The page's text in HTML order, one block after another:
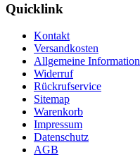
Quicklink
Kontakt
Versandkosten
Allgemeine Information
Widerruf
Rückrufservice
Sitemap
Warenkorb
Impressum
Datenschutz
AGB